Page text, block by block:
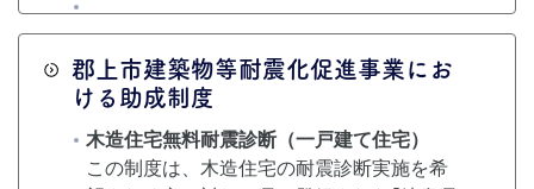
郡上市建築物等耐震化促進事業にお
ける助成制度
木造住宅無料耐震診断（一戸建て住宅）
この制度は、木造住宅の耐震診断実施を希